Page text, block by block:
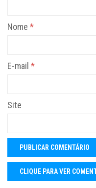
Nome *
E-mail *
Site